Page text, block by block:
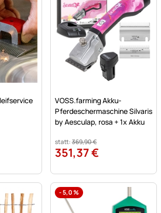
5 (1 Bewertungen)
VOSS.farming Akku-
Pferdeschermaschine Silvaris
by Aesculap, rosa + 1x Akku
statt:369,90€
351,37€
-5,0%